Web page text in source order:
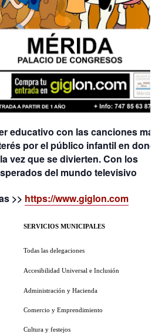
educativo con las canciones
por el público infantil en
vez que se divierten. Con los
del mundo televisivo
>> https://www.giglon.com
SERVICIOS MUNICIPALES
Todas las delegaciones
Accesibilidad Universal e Inclusión
Administración y Hacienda
Comercio y Emprendimiento
Cultura y festejos